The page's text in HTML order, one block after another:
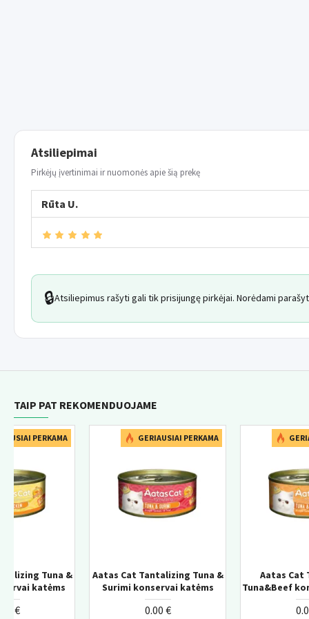
Atsiliepimai
Pirkėjų įvertinimai ir nuomonės apie šią prekę
Rūta U.
🔒Atsiliepimus rašyti gali tik prisijungę pirkėjai. Norėdami
TAIP PAT REKOMENDUOJAME
&
GERIAUSIAI PERKAMA
Aatas Cat Tantalizing
Tuna&Beef konservai katėms
GERIAUSIAI
Aatas Cat Tantalizing
Tuna&Salmon konservai
Monge Daily Line
super premium
suaugusioms katėms